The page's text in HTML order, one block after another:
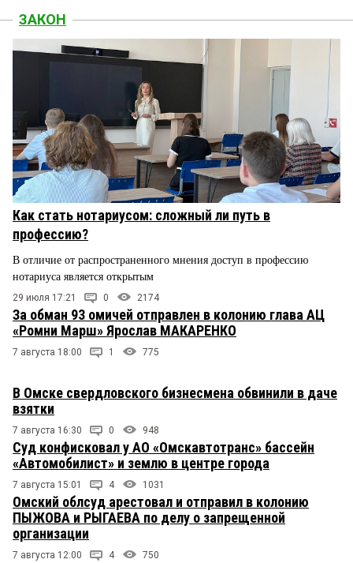
ЗАКОН
Как стать нотариусом: сложный ли путь в
профессию?
В отличие от распространенного мнения доступ в профессию
нотариуса является открытым
29 июля 17:21 0 2174
За обман 93 омичей отправлен в колонию глава АЦ
«Ромни Марш» Ярослав МАКАРЕНКО
7 августа 18:00 1 775
В Омске свердловского бизнесмена обвинили в даче
взятки
7 августа 16:30 0 948
Суд конфисковал у АО «Омскавтотранс» бассейн
«Автомобилист» и землю в центре города
7 августа 15:01 4 1031
Омский облсуд арестовал и отправил в колонию
ПЫЖОВА и РЫГАЕВА по делу о запрещенной
организации
7 августа 12:00 4 750